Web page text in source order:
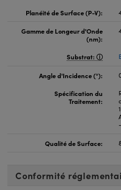
Planéité de Surface (P-V):
Gamme de Longeur d'Onde
(nm):
Substrat:
Angle d'Incidence (°):
Spécification du
Traitement:
Qualité de Surface:
Conformité